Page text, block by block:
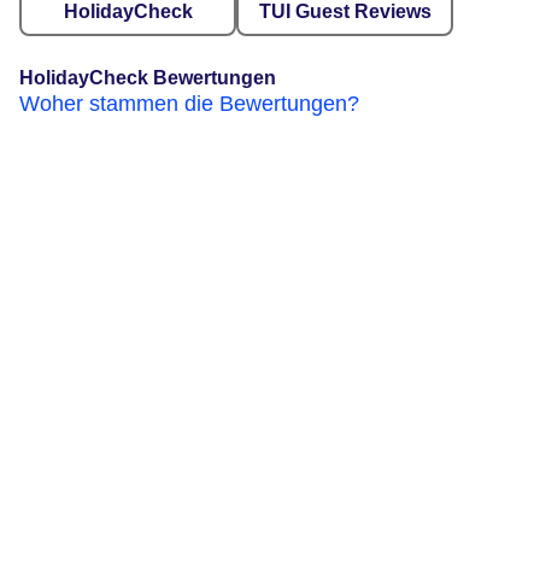
HolidayCheck TUI Guest Reviews
HolidayCheck Bewertungen
Woher stammen die Bewertungen?